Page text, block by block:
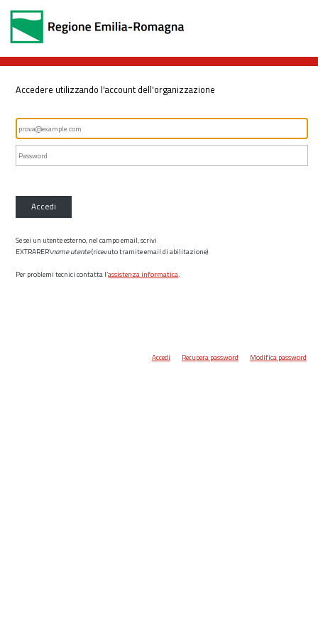
Accedere utilizzando l'account dell'organizzazione
Accedi
Se sei un utente esterno, nel campo email, scrivi
EXTRARER\nome utente(ricevuto tramite email di abilitazione)
Per problemi tecnici contatta l’assistenza informatica.
Accedi Recupera password Modifica password